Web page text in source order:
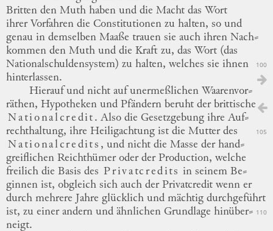
Britten den Muth haben und die Macht das Wort
ihrer Vorfahren die Constitutionen zu halten, so und
genau in demselben Maaße trauen sie auch ihren Nach⸗
kommen den Muth und die Kraft zu, das Wort (das
Nationalschuldensystem) zu halten, welches sie ihnen
100
hinterlassen.
Hierauf und nicht auf unermeßlichenWaarenvor⸗
räthen, Hypotheken und Pfändern beruht der brittische
Nationalcredit . Also die Gesetzgebung ihre Auf⸗
rechthaltung, ihre Heiligachtung ist die Mutter des 105
Nationalcredits , und nicht die Masse der hand⸗
greiflichen Reichthümer oder der Production, welche
freilich die Basis des Privatcredits in seinemBe⸗
ginnen ist, obgleich sich auch der Privatcredit wenn er
durch mehrere Jahre glücklich und mächtig durchgeführt
110
ist, zu einer andern und ähnlichen Grundlage hinüber⸗
neigt.